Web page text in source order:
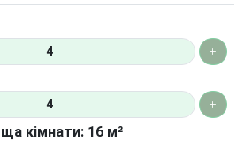
кімнати: 16 м²